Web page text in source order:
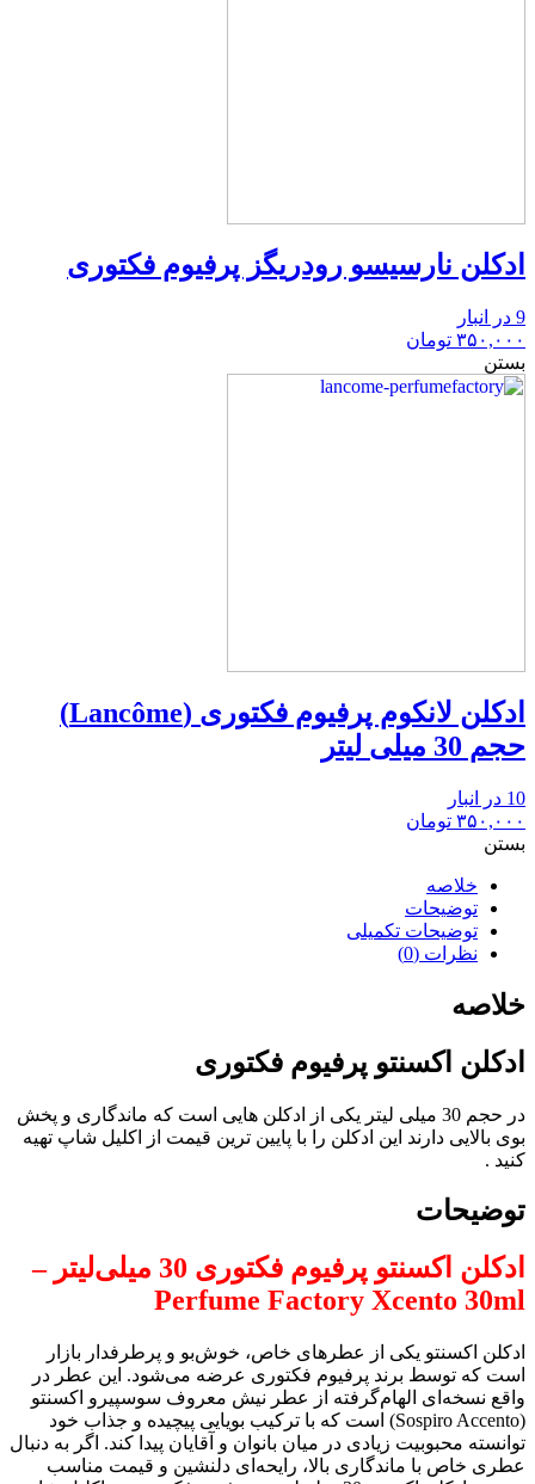
ادکلن نارسیسو رودریگز پرفیوم فکتوری
9 در انبار
۳۵۰,۰۰۰ تومان
بستن
ادکلن لانکوم پرفیوم فکتوری (Lancôme)
حجم 30 میلی لیتر
10 در انبار
۳۵۰,۰۰۰ تومان
بستن
خلاصه
توضیحات
توضیحات تکمیلی
نظرات (0)
خلاصه
ادکلن اکسنتو پرفیوم فکتوری
در حجم 30 میلی لیتر یکی از ادکلن هایی است که ماندگاری و پخش
بوی بالایی دارند این ادکلن را با پایین ترین قیمت از اکلیل شاپ تهیه
کنید .
توضیحات
ادکلن اکسنتو پرفیوم فکتوری 30 میلی‌لیتر –
Perfume Factory Xcento 30ml
ادکلن اکسنتو یکی از عطرهای خاص، خوش‌بو و پرطرفدار بازار
است که توسط برند پرفیوم فکتوری عرضه می‌شود. این عطر در
واقع نسخه‌ای الهام‌گرفته از عطر نیش معروف سوسپیرو اکسنتو
(Sospiro Accento) است که با ترکیب بویایی پیچیده و جذاب خود
توانسته محبوبیت زیادی در میان بانوان و آقایان پیدا کند. اگر به دنبال
عطری خاص با ماندگاری بالا، رایحه‌ای دلنشین و قیمت مناسب